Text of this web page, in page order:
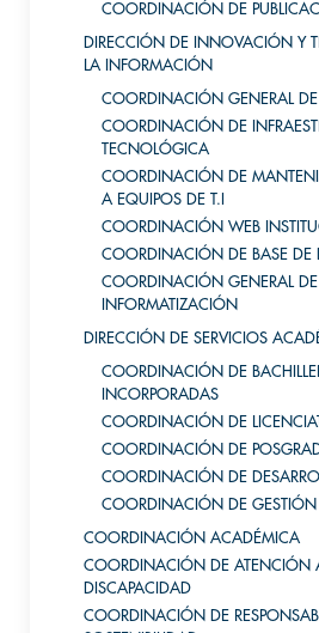
COORDINACIÓN DE
DIRECCIÓN DE INNOVACIÓN Y
LA INFORMACIÓN
COORDINACIÓN GENERAL DE
COORDINACIÓN DE
TECNOLÓGICA
COORDINACIÓN DE
A EQUIPOS DE T.I
COORDINACIÓN WEB
COORDINACIÓN DE BASE DE
COORDINACIÓN GENERAL DE
INFORMATIZACIÓN
DIRECCIÓN DE SERVICIOS
COORDINACIÓN DE
INCORPORADAS
COORDINACIÓN DE
COORDINACIÓN DE
COORDINACIÓN DE
COORDINACIÓN DE GESTIÓN
COORDINACIÓN ACADÉMICA
COORDINACIÓN DE ATENCIÓN
DISCAPACIDAD
COORDINACIÓN DE